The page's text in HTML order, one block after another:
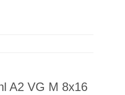
A2 VG M 8x16